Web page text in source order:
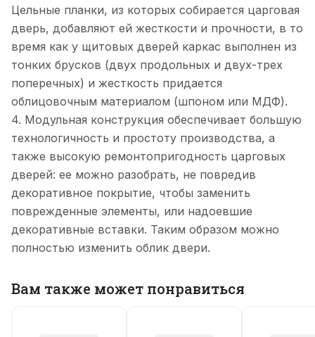
Цельные планки, из которых собирается царговая
дверь, добавляют ей жесткости и прочности, в то
время как у щитовых дверей каркас выполнен из
тонких брусков (двух продольных и двух-трех
поперечных) и жесткость придается
облицовочным материалом (шпоном или МДФ).
4. Модульная конструкция обеспечивает большую
технологичность и простоту производства, а
также высокую ремонтопригодность царговых
дверей: ее можно разобрать, не повредив
декоративное покрытие, чтобы заменить
поврежденные элементы, или надоевшие
декоративные вставки. Таким образом можно
полностью изменить облик двери.
Вам также может понравиться